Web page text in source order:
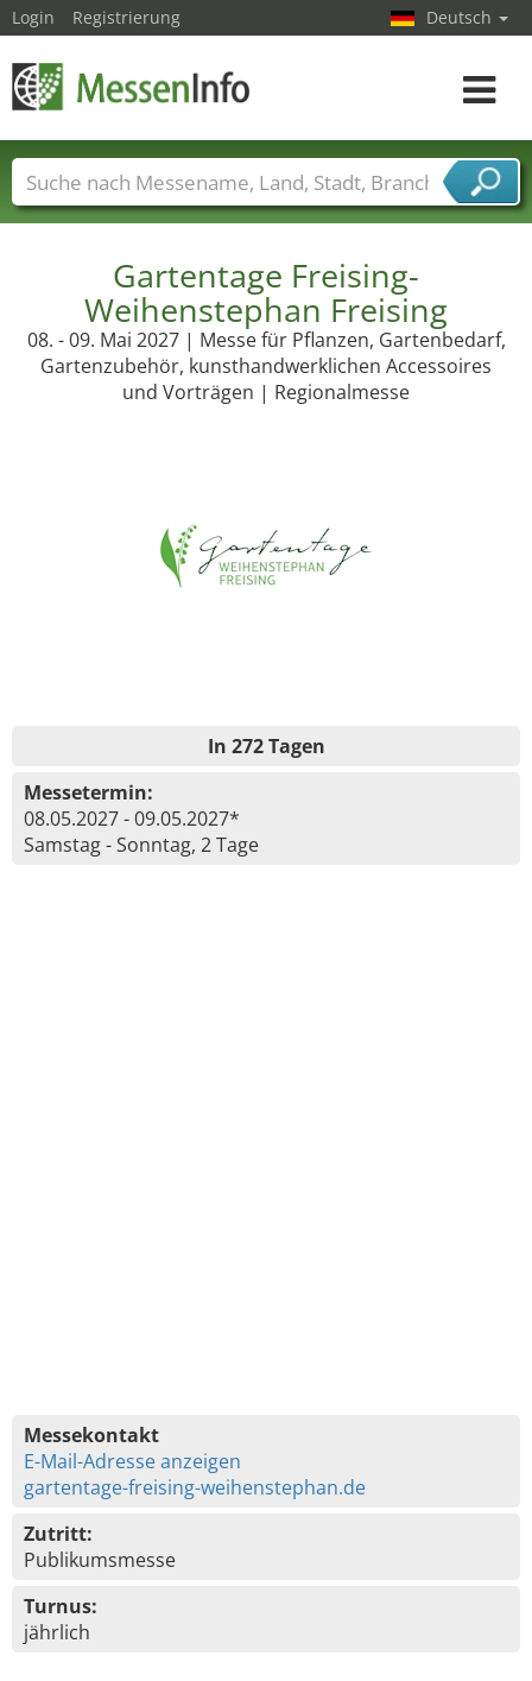
Gartentage Freising-
Weihenstephan Freising
08. - 09. Mai 2027 | Messe für Pflanzen, Gartenbedarf,
Gartenzubehör, kunsthandwerklichen Accessoires
und Vorträgen | Regionalmesse
In 272 Tagen
Messetermin:
08.05.2027 - 09.05.2027*
Samstag - Sonntag, 2 Tage
Messekontakt
E-Mail-Adresse anzeigen
gartentage-freising-weihenstephan.de
Zutritt:
Publikumsmesse
Turnus:
jährlich
Login Registrierung Deutsch
Toggle
Messenamen Länder Städte
Branchen